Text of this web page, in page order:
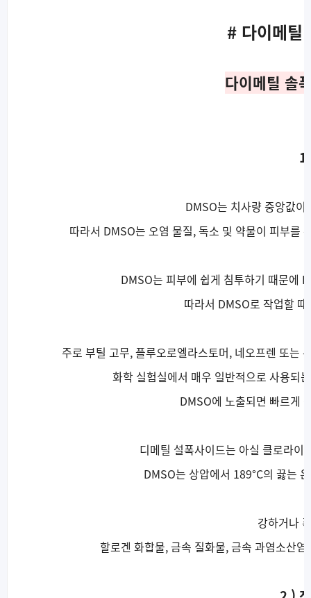
# 다이메틸
다이메틸 솔
1
DMSO는 치사량 중앙값
따라서 DMSO는 오염 물질, 독소 및 약물이 피부를
DMSO는 피부에 쉽게 침투하기 때문에
따라서 DMSO로 작업할
주로 부틸 고무, 플루오로엘라스토머, 네오프렌 또
화학 실험실에서 매우 일반적으로 사용되
DMSO에 노출되면 빠르게
디메틸 설폭사이드는 아실 클로라
DMSO는 상압에서 189°C의 끓는
강하거나
할로겐 화합물, 금속 질화물, 금속 과염소산